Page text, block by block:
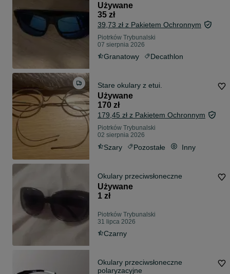
Używane
35 zł
39,73 zł z Pakietem Ochronnym
Piotrków Trybunalski
07 sierpnia 2026
Granatowy Decathlon
Stare okulary z etui.
Używane
170 zł
179,45 zł z Pakietem Ochronnym
Piotrków Trybunalski
02 sierpnia 2026
Szary Pozostałe Inny
Okulary przeciwsłoneczne
Używane
1 zł
Piotrków Trybunalski
31 lipca 2026
Czarny
Okulary przeciwsłoneczne
polaryzacyjne